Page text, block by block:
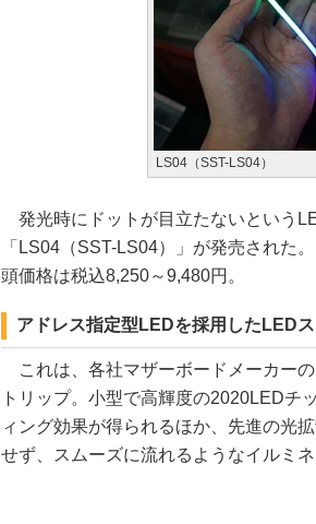
LS04（SST-LS04）
発光時にドットが目立たないという
「LS04（SST-LS04）」が発売された
頭価格は税込8,250～9,480円。
アドレス指定型LEDを採用したLED
これは、各社マザーボードメーカー
トリップ。小型で高輝度の2020LEDチ
ィング効果が得られるほか、先進の光
せず、スムーズに流れるようなイルミ